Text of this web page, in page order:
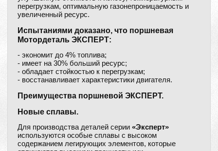
перегрузкам, оптимальную газонепроницаемость и
увеличенный ресурс.
Испытаниями доказано, что поршневая
Мотордеталь ЭКСПЕРТ:
- экономит до 4% топлива;
- имеет на 30% больший ресурс;
- обладает стойкостью к перегрузкам;
- восстанавливает характеристики двигателя.
Преимущества поршневой ЭКСПЕРТ.
Новые сплавы.
Для производства деталей серии «Эксперт»
используются особые сплавы с высоком
содержанием легирующих элементов, которые